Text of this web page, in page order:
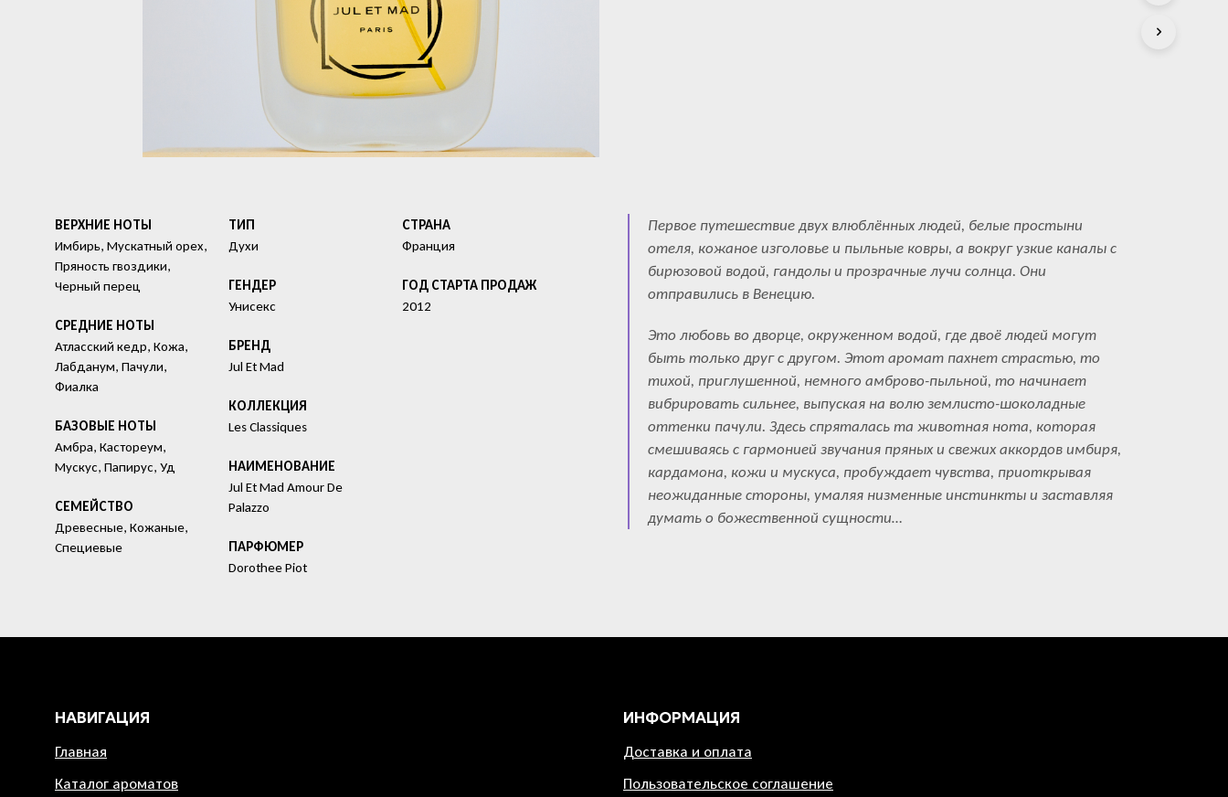
ВЕРХНИЕ НОТЫ
Имбирь, Мускатный орех,
Пряность гвоздики,
Черный перец
СРЕДНИЕ НОТЫ
Атласский кедр, Кожа,
Лабданум, Пачули,
Фиалка
БАЗОВЫЕ НОТЫ
Амбра, Кастореум,
Мускус, Папирус, Уд
СЕМЕЙСТВО
Древесные, Кожаные,
Специевые
ТИП
Духи
ГЕНДЕР
Унисекс
БРЕНД
Jul Et Mad
КОЛЛЕКЦИЯ
Les Classiques
HАИМЕНОВАНИЕ
Jul Et Mad Amour De
Palazzo
ПАРФЮМЕР
Dorothee Piot
СТРАНА
Франция
ГОД СТАРТА ПРОДАЖ
2012
Первое путешествие двух влюблённых людей, белые простыни
отеля, кожаное изголовье и пыльные ковры, а вокруг узкие каналы с
бирюзовой водой, гандолы и прозрачные лучи солнца. Они
отправились в Венецию.
Это любовь во дворце, окруженном водой, где двоё людей могут
быть только друг с другом. Этот аромат пахнет страстью, то
тихой, приглушенной, немного амброво-пыльной, то начинает
вибрировать сильнее, выпуская на волю землисто-шоколадные
оттенки пачули. Здесь спряталась та животная нота, которая
смешиваясь с гармонией звучания пряных и свежих аккордов имбиря,
кардамона, кожи и мускуса, пробуждает чувства, приоткрывая
неожиданные стороны, умаляя низменные инстинкты и заставляя
думать о божественной сущности…
НАВИГАЦИЯ
Главная
Каталог ароматов
ИНФОРМАЦИЯ
Доставка и оплата
Пользовательское соглашение